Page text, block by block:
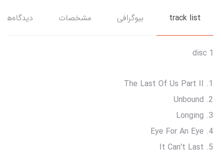
track list بیوگرافی مشخصات دیدگاه‌ها
disc 1
The Last Of Us Part II
Unbound
Longing
Eye For An Eye
It Can't Last